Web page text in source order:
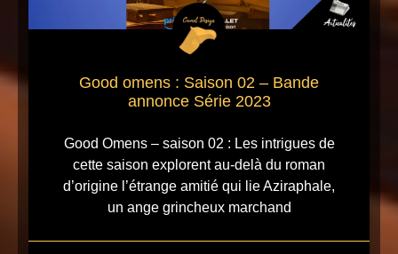
Good omens : Saison 02 – Bande
annonce Série 2023
Good Omens – saison 02 : Les intrigues de
cette saison explorent au-delà du roman
d’origine l’étrange amitié qui lie Aziraphale,
un ange grincheux marchand